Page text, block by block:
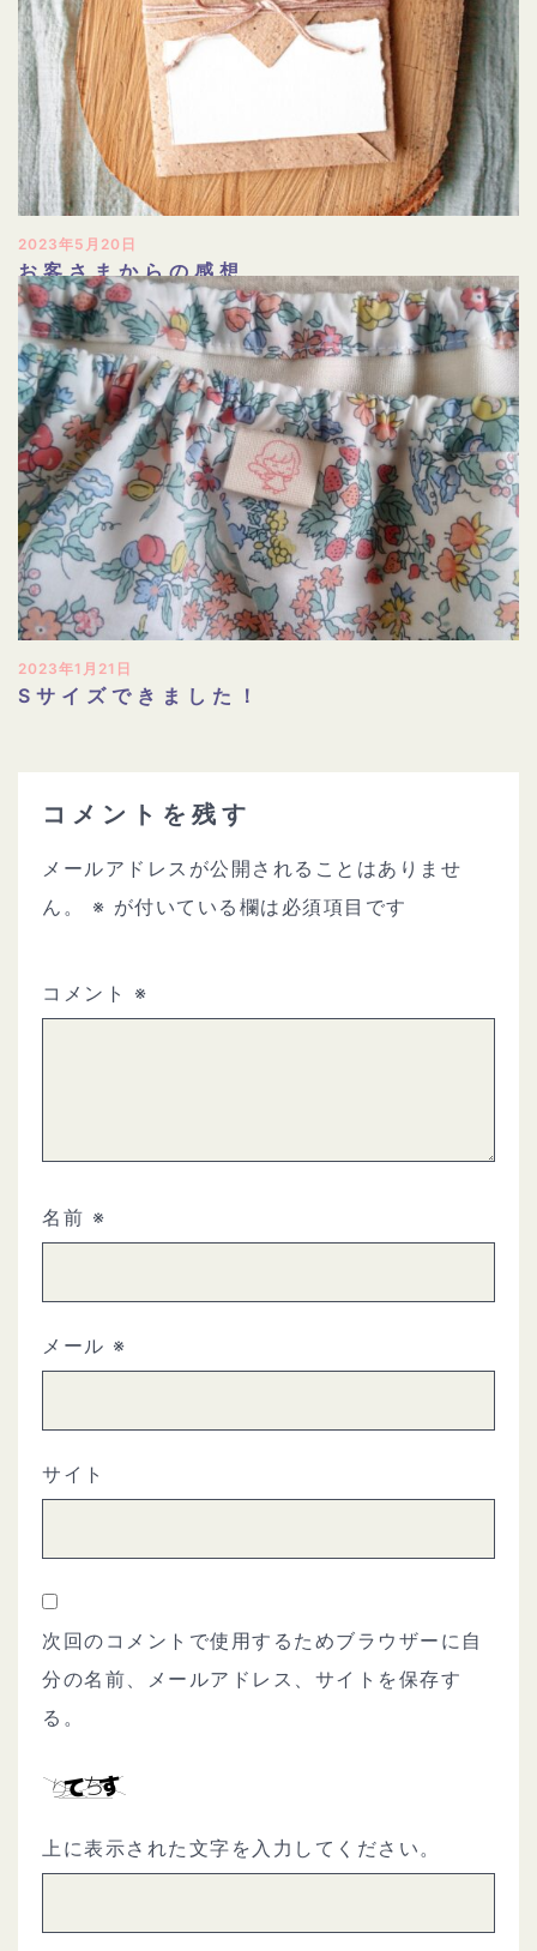
2023年5月20日
お客さまからの感想
2023年1月21日
Sサイズできました！
コメントを残す
メールアドレスが公開されることはありませ
ん。
※ が付いている欄は必須項目です
コメント ※
名前 ※
メール ※
サイト
次回のコメントで使用するためブラウザーに自
分の名前、メールアドレス、サイトを保存す
る。
上に表示された文字を入力してください。